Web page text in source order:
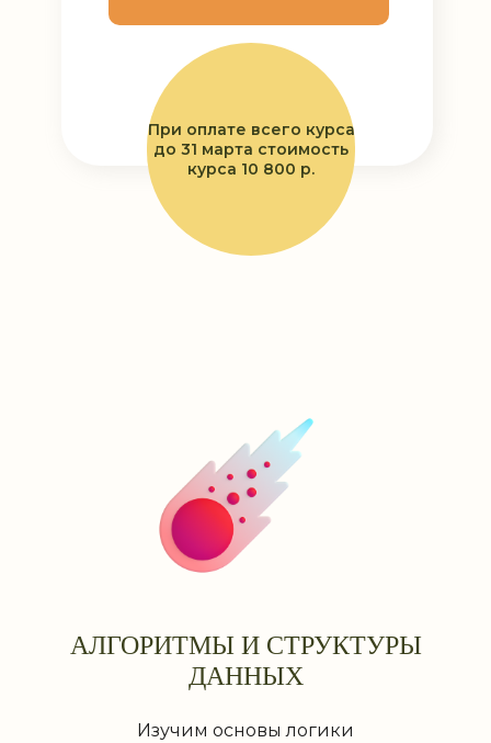
При оплате всего курса
до 31 марта стоимость
курса 10 800 р.
АЛГОРИТМЫ И СТРУКТУРЫ
ДАННЫХ
Изучим основы логики